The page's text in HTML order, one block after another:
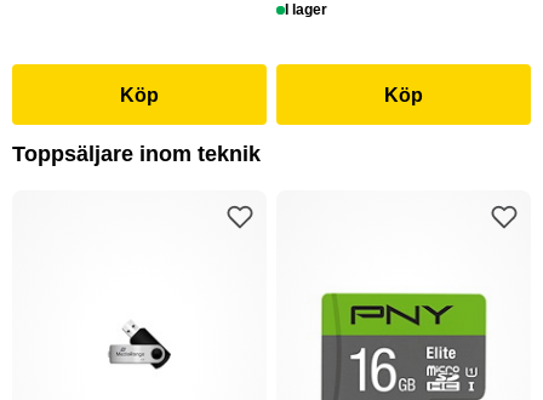
Köp
I lager
Köp
Toppsäljare inom teknik